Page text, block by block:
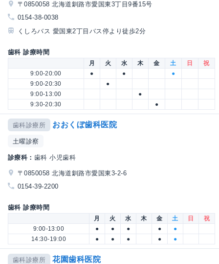
〒0850058 北海道釧路市愛国東3丁目9番15号
0154-38-0038
くしろバス 愛国東2丁目バス停より徒歩2分
歯科 診療時間
月 火 水 木 金 土 日
祝
9:00-20:00
● ●
●
9:00-20:30
●
9:00-13:00
●
9:30-20:30
●
歯科診療所 おおくぼ歯科医院
土曜診察
診療科： 歯科 小児歯科
〒0850058 北海道釧路市愛国東3-2-6
0154-39-2200
歯科 診療時間
月 火 水 木 金 土 日
祝
9:00-13:00
● ● ● ●
●
14:30-19:00
● ● ● ● ●
歯科診療所 花園歯科医院